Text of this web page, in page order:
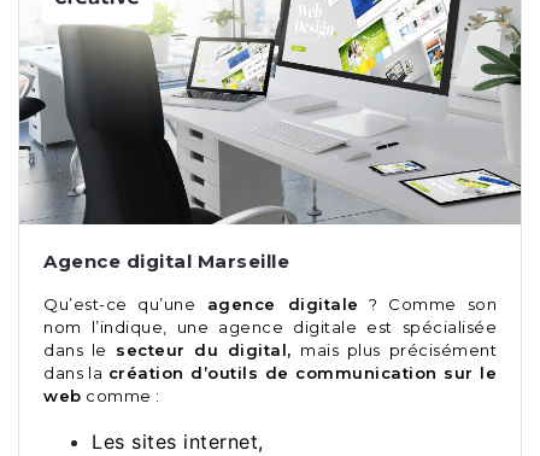
Agence digital Marseille
Qu’est-ce qu’une agence digitale ? Comme son
nom l’indique, une agence digitale est spécialisée
dans le secteur du digital, mais plus précisément
dans la création d’outils de communication sur le
web comme :
Les sites internet,